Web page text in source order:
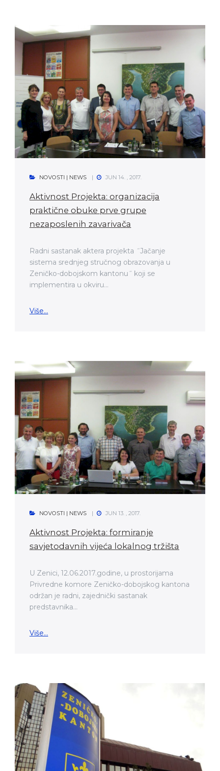
NOVOSTI | NEWS JUN 14. , 2017.
Aktivnost Projekta: organizacija
praktične obuke prve grupe
nezaposlenih zavarivača
Radni sastanak aktera projekta ˝Jačanje
sistema srednjeg stručnog obrazovanja u
Zeničko-dobojskom kantonu˝ koji se
implementira u okviru...
Više...
NOVOSTI | NEWS JUN 13. , 2017.
Aktivnost Projekta: formiranje
savjetodavnih vijeća lokalnog tržišta
U Zenici, 12.06.2017.godine, u prostorijama
Privredne komore Zeničko-dobojskog kantona
održan je radni, zajednički sastanak
predstavnika...
Više...